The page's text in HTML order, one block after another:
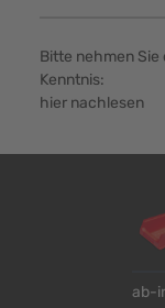
Bitte nehmen
Kenntnis:
hier nachlesen
ab-